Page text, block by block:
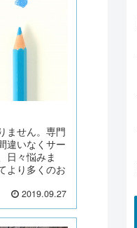
ません。専門
違いなくサー
日々悩みま
より多くのお
2019.09.27